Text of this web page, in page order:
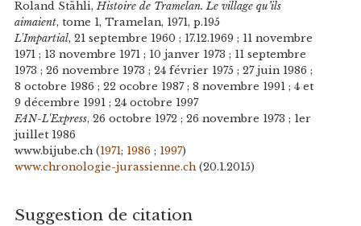
Roland Stähli, Histoire de Tramelan. Le village qu’ils
aimaient, tome 1, Tramelan, 1971, p.195
L'Impartial, 21 septembre 1960 ; 17.12.1969 ; 11 novembre
1971 ; 13 novembre 1971 ; 10 janver 1973 ; 11 septembre
1973 ; 26 novembre 1973 ; 24 février 1975 ; 27 juin 1986 ;
8 octobre 1986 ; 22 ocobre 1987 ; 8 novembre 1991 ; 4 et
9 décembre 1991 ; 24 octobre 1997
FAN-L'Express, 26 octobre 1972 ; 26 novembre 1973 ; 1er
juillet 1986
www.bijube.ch (1971; 1986; 1997)
www.chronologie-jurassienne.ch(20.1.2015)
Suggestion de citation